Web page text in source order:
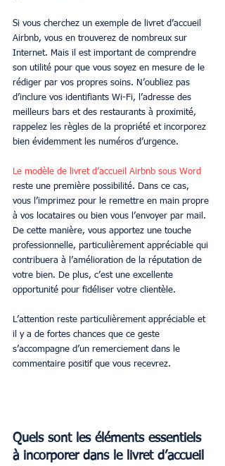
Si vous cherchez un exemple de livret d’accueil
Airbnb, vous en trouverez de nombreux sur
Internet. Mais il est important de comprendre
son utilité pour que vous soyez en mesure de le
rédiger par vos propres soins. N’oubliez pas
d’inclure vos identifiants Wi-Fi, l’adresse des
meilleurs bars et des restaurants à proximité,
rappelez les règles de la propriété et incorporez
bien évidemment les numéros d’urgence.
Le modèle de livret d’accueil Airbnb sous Word
reste une première possibilité. Dans ce cas,
vous l’imprimez pour le remettre en main propre
à vos locataires ou bien vous l’envoyer par mail.
De cette manière, vous apportez une touche
professionnelle, particulièrement appréciable qui
contribuera à l’amélioration de la réputation de
votre bien. De plus, c’est une excellente
opportunité pour fidéliser votre clientèle.
L’attention reste particulièrement appréciable et
il y a de fortes chances que ce geste
s’accompagne d’un remerciement dans le
commentaire positif que vous recevrez.
Quels sont les éléments essentiels
à incorporer dans le livret d’accueil